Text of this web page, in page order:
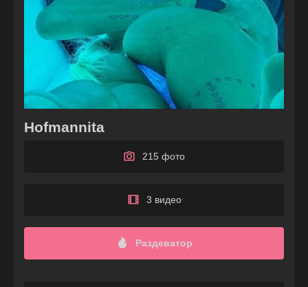
Hofmannita
215 фото
3 видео
Раздеватор